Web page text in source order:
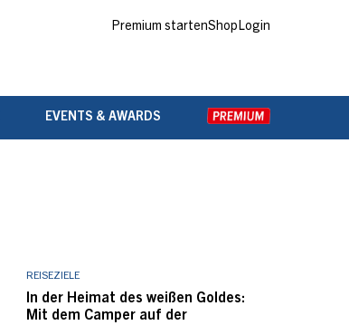
Premium startenShopLogin
EVENTS & AWARDS
REISEZIELE
In der Heimat des weißen Goldes:
Mit dem Camper auf der